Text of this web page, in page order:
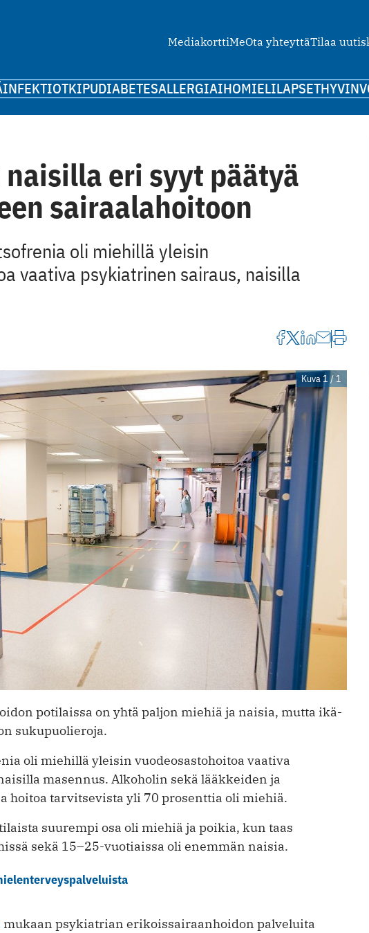
MediakorttiMeOta yhteyttäTilaa
INFEKTIOTKIPUDIABETESALLERGIAIHOMIELILAPSET
eri syyt päätyä
sairaalahoitoon
oli miehillä yleisin
vaativa psykiatrinen sairaus, naisilla
Kuva 1 / 1
potilaissa on yhtä paljon miehiä ja naisia, mutta ikä-
sukupuolieroja.
oli miehillä yleisin vuodeosastohoitoa vaativa
masennus. Alkoholin sekä lääkkeiden ja
hoitoa tarvitsevista yli 70 prosenttia oli miehiä.
suurempi osa oli miehiä ja poikia, kun taas
sekä 15–25-vuotiaissa oli enemmän naisia.
mukaan psykiatrian erikoissairaanhoidon palveluita